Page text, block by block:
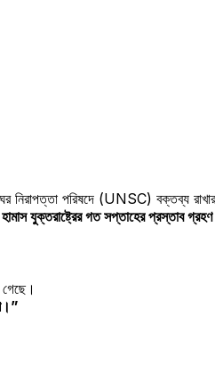
নিরাপত্তা পরিষদে (UNSC) বক্তব্য রাখার
যুক্তরাষ্ট্রের গত সপ্তাহের প্রস্তাব
গেছে।